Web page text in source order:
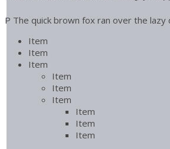
P The quick brown fox ran over the lazy
Item
Item
Item
Item
Item
Item
Item
Item
Item